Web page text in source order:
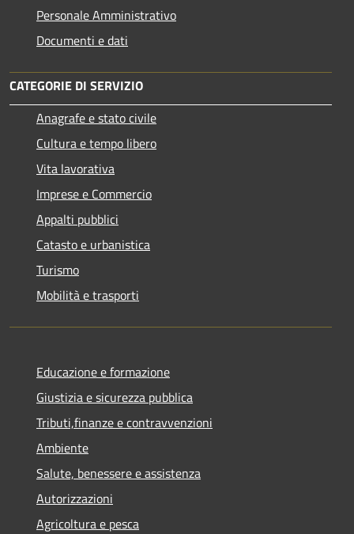
Personale Amministrativo
Documenti e dati
CATEGORIE DI SERVIZIO
Anagrafe e stato civile
Cultura e tempo libero
Vita lavorativa
Imprese e Commercio
Appalti pubblici
Catasto e urbanistica
Turismo
Mobilità e trasporti
Educazione e formazione
Giustizia e sicurezza pubblica
Tributi,finanze e contravvenzioni
Ambiente
Salute, benessere e assistenza
Autorizzazioni
Agricoltura e pesca